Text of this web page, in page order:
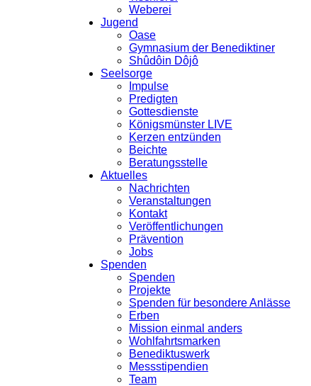
Weberei
Jugend
Oase
Gymnasium der Benediktiner
Shûdôin Dôjô
Seelsorge
Impulse
Predigten
Gottesdienste
Königsmünster LIVE
Kerzen entzünden
Beichte
Beratungsstelle
Aktuelles
Nachrichten
Veranstaltungen
Kontakt
Veröffentlichungen
Prävention
Jobs
Spenden
Spenden
Projekte
Spenden für besondere Anlässe
Erben
Mission einmal anders
Wohlfahrtsmarken
Benediktuswerk
Messstipendien
Team